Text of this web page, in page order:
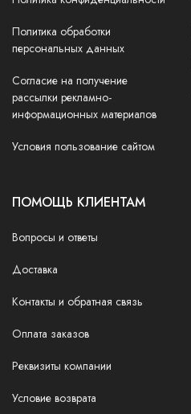
Политика обработки
персональных данных
Согласие на получение
рассылки рекламно-
информационных материалов
Условия пользование сайтом
ПОМОЩЬ КЛИЕНТАМ
Вопросы и ответы
Доставка
Контакты и обратная связь
Оплата заказов
Реквизиты компании
Условие возврата